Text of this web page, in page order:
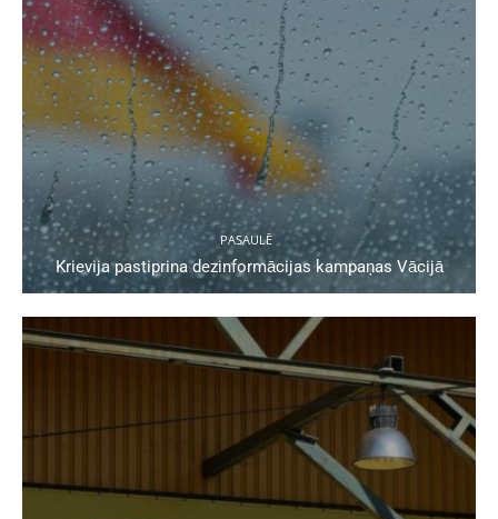
PASAULĒ
Krievija pastiprina dezinformācijas kampaņas Vācijā